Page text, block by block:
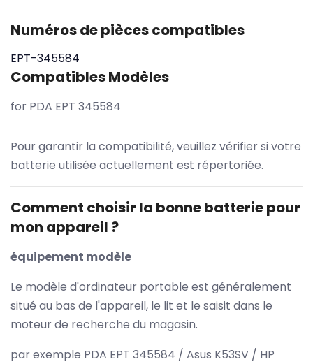
Numéros de pièces compatibles
EPT-345584
Compatibles Modèles
for PDA EPT 345584
Pour garantir la compatibilité, veuillez vérifier si votre
batterie utilisée actuellement est répertoriée.
Comment choisir la bonne batterie pour
mon appareil ?
équipement modèle
Le modèle d'ordinateur portable est généralement
situé au bas de l'appareil, le lit et le saisit dans le
moteur de recherche du magasin.
par exemple PDA EPT 345584 / Asus K53SV / HP